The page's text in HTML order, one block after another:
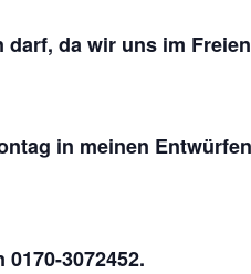
da wir uns im
in meinen
3072452.